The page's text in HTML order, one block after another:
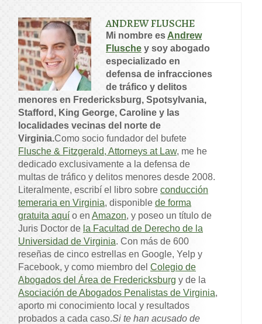
ANDREW FLUSCHE
Mi nombre es Andrew
Flusche y soy abogado
especializado en
defensa de infracciones
de tráfico y delitos
menores en Fredericksburg, Spotsylvania,
Stafford, King George, Caroline y las
localidades vecinas del norte de
Virginia.Como socio fundador del bufete
Flusche & Fitzgerald, Attorneys at Law, me he
dedicado exclusivamente a la defensa de
multas de tráfico y delitos menores desde 2008.
Literalmente, escribí el libro sobre conducción
temeraria en Virginia, disponible de forma
gratuita aquí o en Amazon, y poseo un título de
Juris Doctor de la Facultad de Derecho de la
Universidad de Virginia. Con más de 600
reseñas de cinco estrellas en Google, Yelp y
Facebook, y como miembro del Colegio de
Abogados del Área de Fredericksburg y de la
Asociación de Abogados Penalistas de Virginia,
aporto mi conocimiento local y resultados
probados a cada caso.Si te han acusado de